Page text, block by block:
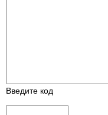
Введите код